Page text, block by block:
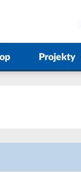
Projekty